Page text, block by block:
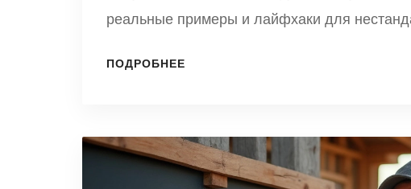
реальные примеры и лайфхаки для
крыши.
ПОДРОБНЕЕ